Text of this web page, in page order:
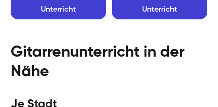
Unterricht
Unterricht
Gitarrenunterricht in der
Nähe
Je Stadt